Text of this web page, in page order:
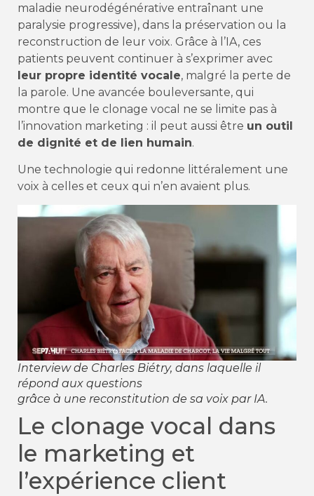
maladie neurodégénérative entraînant une
paralysie progressive), dans la préservation ou la
reconstruction de leur voix. Grâce à l’IA, ces
patients peuvent continuer à s’exprimer avec
leur propre identité vocale, malgré la perte de
la parole. Une avancée bouleversante, qui
montre que le clonage vocal ne se limite pas à
l’innovation marketing : il peut aussi être un outil
de dignité et de lien humain.
Une technologie qui redonne littéralement une
voix à celles et ceux qui n’en avaient plus.
Interview de Charles Biétry, dans laquelle il
répond aux questions
grâce à une reconstitution de sa voix par IA.
Le clonage vocal dans
le marketing et
l’expérience client